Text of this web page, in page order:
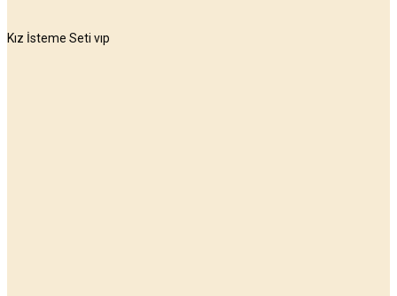
Kız İsteme Seti vıp